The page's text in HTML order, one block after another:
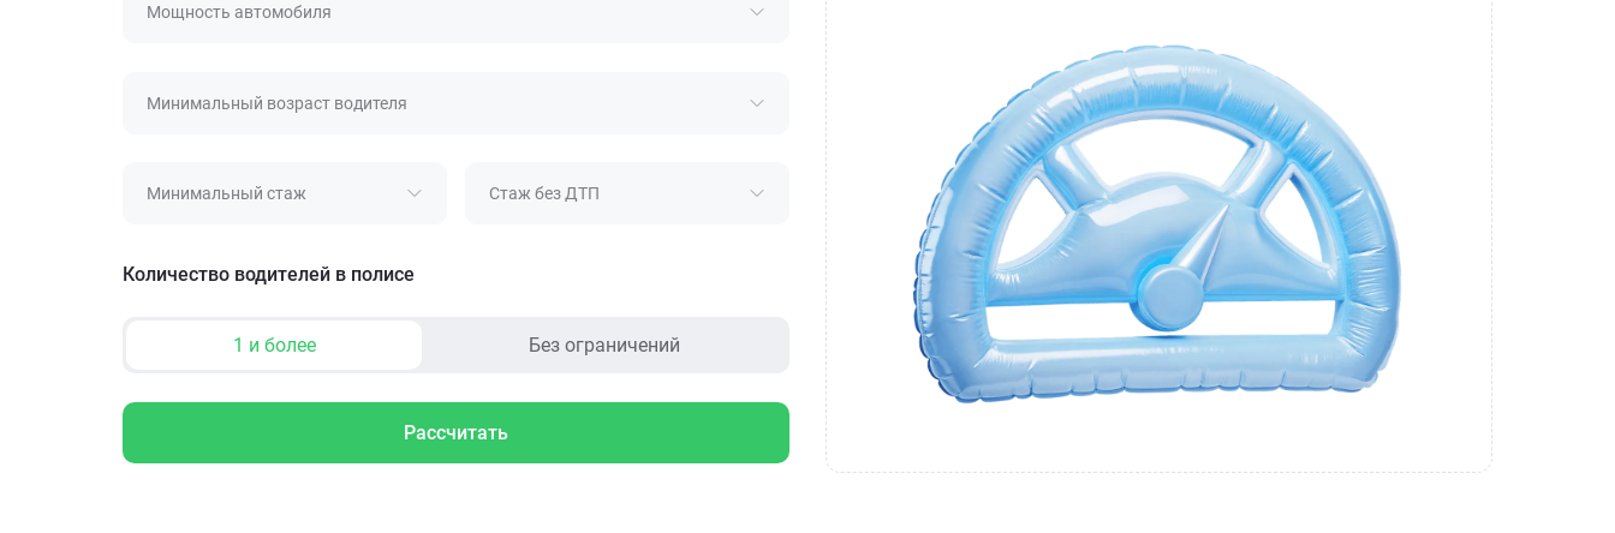
Мощность автомобиля
Минимальный возраст водителя
Минимальный стаж Стаж без ДТП
Количество водителей в полисе
1 и более Без ограничений
Рассчитать